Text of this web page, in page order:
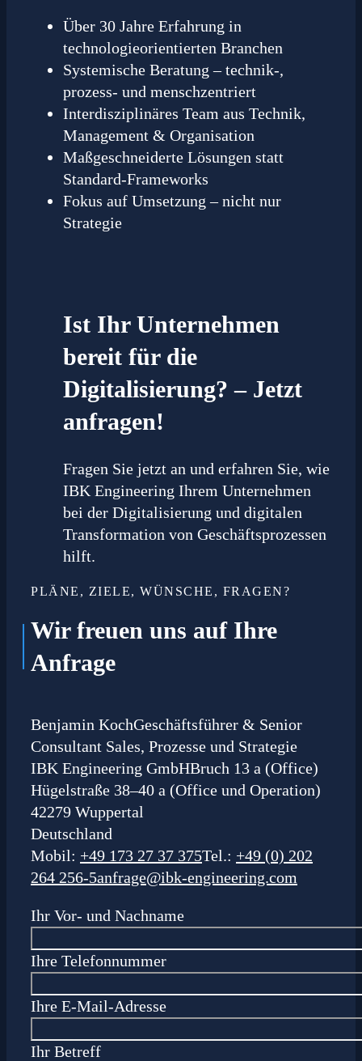
Über 30 Jahre Erfahrung in
technologieorientierten Branchen
Systemische Beratung – technik-,
prozess- und menschzentriert
Interdisziplinäres Team aus Technik,
Management & Organisation
Maßgeschneiderte Lösungen statt
Standard-Frameworks
Fokus auf Umsetzung – nicht nur
Strategie
Ist Ihr Unternehmen
bereit für die
Digitalisierung? – Jetzt
anfragen!
Fragen Sie jetzt an und erfahren Sie, wie
IBK Engineering Ihrem Unternehmen
bei der Digitalisierung und digitalen
Transformation von Geschäftsprozessen
hilft.
Wir freuen uns auf Ihre
Anfrage
PLÄNE, ZIELE, WÜNSCHE, FRAGEN?
Benjamin KochGeschäftsführer & Senior
Consultant Sales, Prozesse und Strategie
IBK Engineering GmbHBruch 13 a (Office)
Hügelstraße 38–40 a (Office und Operation)
42279 Wuppertal
Deutschland
Mobil: +49 173 27 37 375Tel.: +49 (0) 202
264 256-5anfrage@ibk-engineering.com
Ihr Vor- und Nachname
Ihre Telefonnummer
Ihre E-Mail-Adresse
Ihr Betreff